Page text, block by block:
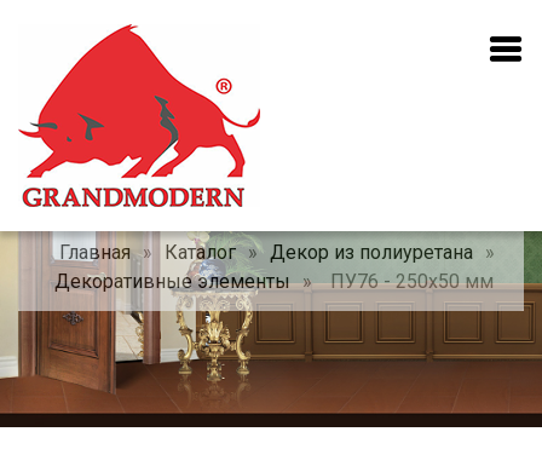
Главная » Каталог » Декор из полиуретана »
Декоративные элементы » ПУ76 - 250x50 мм